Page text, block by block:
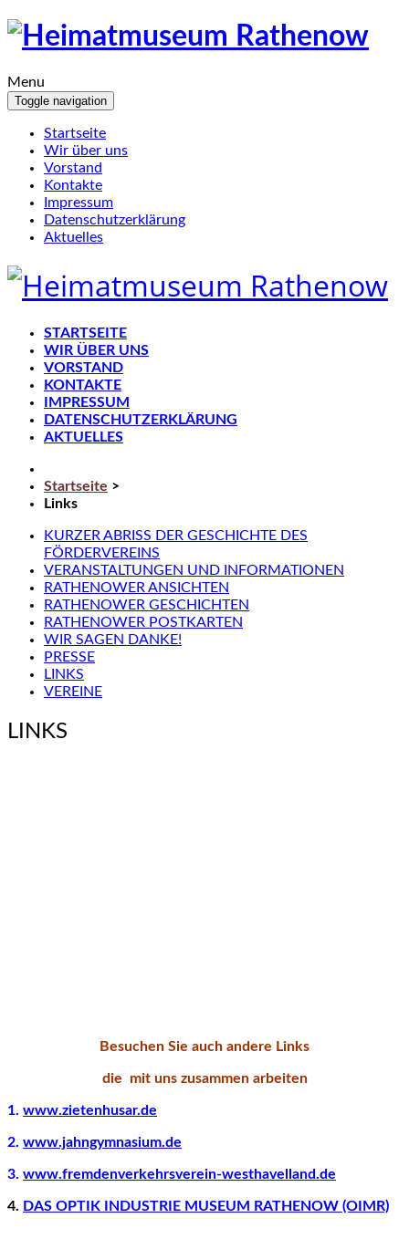
Menu
Toggle navigation
Startseite
Wir über uns
Vorstand
Kontakte
Impressum
Datenschutzerklärung
Aktuelles
STARTSEITE
WIR ÜBER UNS
VORSTAND
KONTAKTE
IMPRESSUM
DATENSCHUTZERKLÄRUNG
AKTUELLES
Startseite >
Links
KURZER ABRISS DER GESCHICHTE DES
FÖRDERVEREINS
VERANSTALTUNGEN UND INFORMATIONEN
RATHENOWER ANSICHTEN
RATHENOWER GESCHICHTEN
RATHENOWER POSTKARTEN
WIR SAGEN DANKE!
PRESSE
LINKS
VEREINE
LINKS
Besuchen Sie auch andere Links
die mit uns zusammen arbeiten
1. www.zietenhusar.de
2. www.jahngymnasium.de
3. www.fremdenverkehrsverein-westhavelland.de
4. DAS OPTIK INDUSTRIE MUSEUM RATHENOW (OIMR)